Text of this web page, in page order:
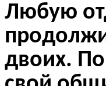
Любую
двоих.